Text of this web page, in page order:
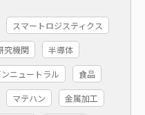
スマートロジスティクス
究機関 半導体
ニュートラル 食品
マテハン 金属加工